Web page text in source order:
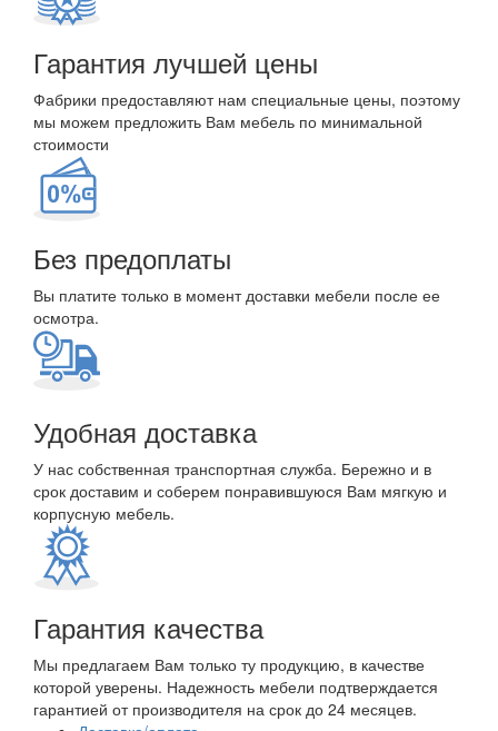
Гарантия лучшей цены
Фабрики предоставляют нам специальные цены, поэтому
мы можем предложить Вам мебель по минимальной
стоимости
Без предоплаты
Вы платите только в момент доставки мебели после ее
осмотра.
Удобная доставка
У нас собственная транспортная служба. Бережно и в
срок доставим и соберем понравившуюся Вам мягкую и
корпусную мебель.
Гарантия качества
Мы предлагаем Вам только ту продукцию, в качестве
которой уверены. Надежность мебели подтверждается
гарантией от производителя на срок до 24 месяцев.